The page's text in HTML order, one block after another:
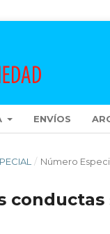
ENVÍOS
/ Número